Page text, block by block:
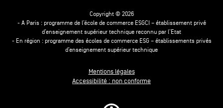
Copyright © 2026
- A Paris : programme de l’école de commerce ESGCI – établissement privé
d’enseignement supérieur technique reconnu par l’Etat
- En région : programme des écoles de commerce ESG – établissements privés
d’enseignement supérieur technique
Mentions légales
Accessibilité : non conforme